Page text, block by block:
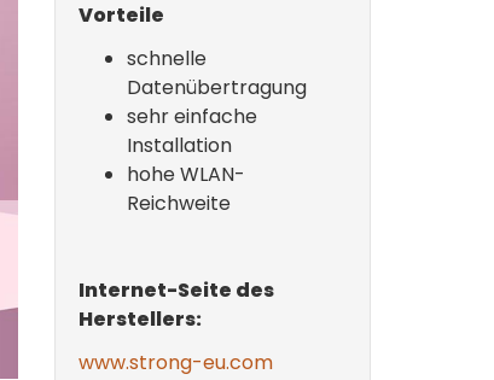
Vorteile
schnelle
Datenübertragung
sehr einfache
Installation
hohe WLAN-
Reichweite
Internet-Seite des
Herstellers:
www.strong-eu.com